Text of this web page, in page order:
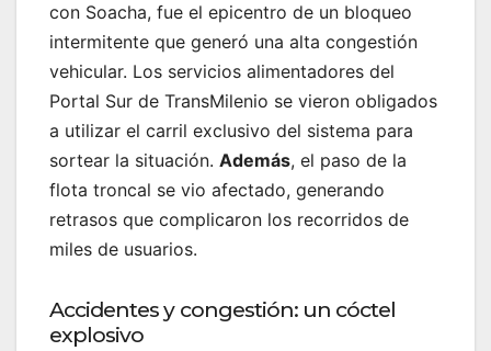
con Soacha, fue el epicentro de un bloqueo
intermitente que generó una alta congestión
vehicular. Los servicios alimentadores del
Portal Sur de TransMilenio se vieron obligados
a utilizar el carril exclusivo del sistema para
sortear la situación. Además, el paso de la
flota troncal se vio afectado, generando
retrasos que complicaron los recorridos de
miles de usuarios.
Accidentes y congestión: un cóctel
explosivo